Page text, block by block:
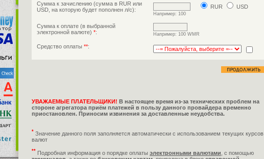
Сумма к зачислению (сумма в RUR или
USD, на которую будет пополнен л/с):
RUR USD
Например: 100
Сумма к оплате (в выбранной
электронной валюте) *: Например: 100 WMR
Средство оплаты **:
УВАЖАЕМЫЕ ПЛАТЕЛЬЩИКИ! В настоящее время из-за технических проблем на
стороне агрегатора приём платежей в пользу данного провайдера временно
приостановлен. Приносим извинения за доставленные неудобства.
* Значение данного поля заполняется автоматически с использованием текущих курсов
валют
** Подробная информация о порядке оплаты электронными валютами, с помощью